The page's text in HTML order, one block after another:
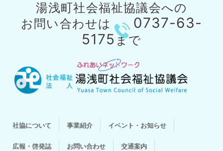
湯浅町社会福祉協議会への
お問い合わせは
0737-63-
5175 まで
社協について 事業紹介 イベント・お知らせ
広報・啓発誌 お問い合わせ 交通案内